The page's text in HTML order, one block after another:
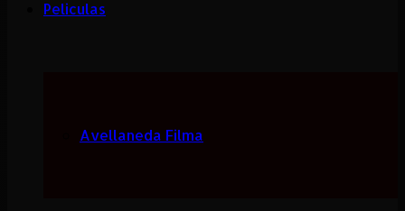
Peliculas
Avellaneda Filma